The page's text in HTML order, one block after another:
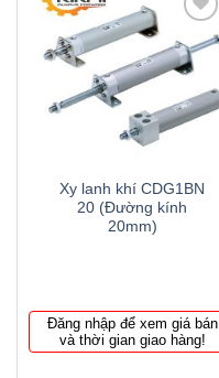
Thêm
to
Xy lanh khí CDG1BN
20 (Đường kính
20mm)
Đăng nhập để xem giá bán
và thời gian giao hàng!